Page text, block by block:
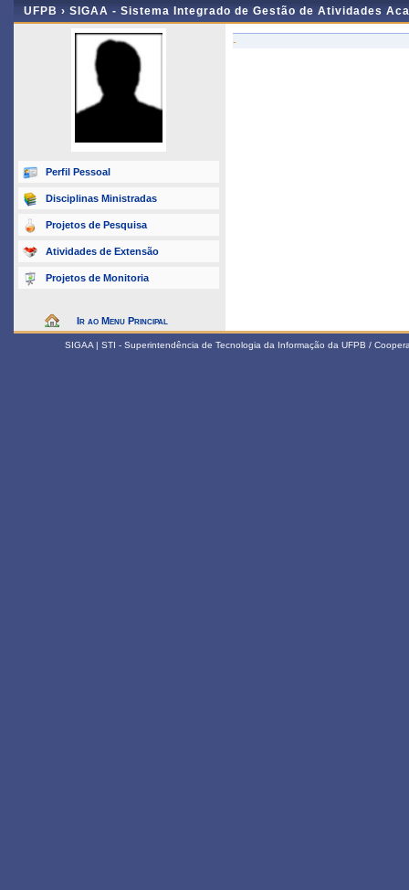
UFPB › SIGAA - Sistema Integrado de Gestão de Atividades
Perfil Pessoal
Disciplinas Ministradas
Projetos de Pesquisa
Atividades de Extensão
Projetos de Monitoria
Ir ao Menu Principal
-
SIGAA | STI - Superintendência de Tecnologia da Informação da UFPB /